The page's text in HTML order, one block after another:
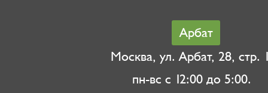
Арбат
Москва, ул. Арбат, 28, стр.
пн-вс с 12:00 до 5:00.